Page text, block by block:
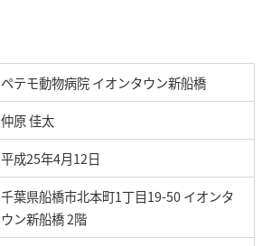
ペテモ動物病院 イオンタウン新船橋
仲原 佳太
平成25年4月12日
千葉県船橋市北本町1丁目19-50 イオンタ
ウン新船橋 2階